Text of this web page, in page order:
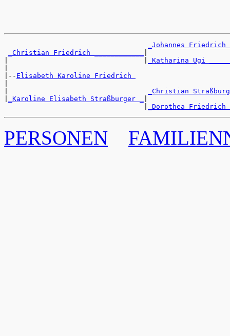
_Johannes Friedrich
_Christian Friedrich ____________
_Katharina Ugi
|-- Elisabeth Karoline Friedrich
_Christian
_Karoline Elisabeth Straßburger _
_Dorothea Friedrich
PERSONEN